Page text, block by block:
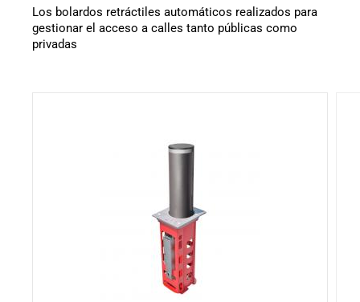
Los bolardos retráctiles automáticos realizados para
gestionar el acceso a calles tanto públicas como
privadas